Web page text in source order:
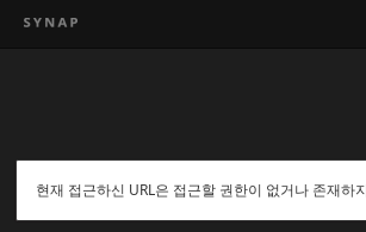
현재 접근하신 URL은 접근할 권한이 없거나 존재하